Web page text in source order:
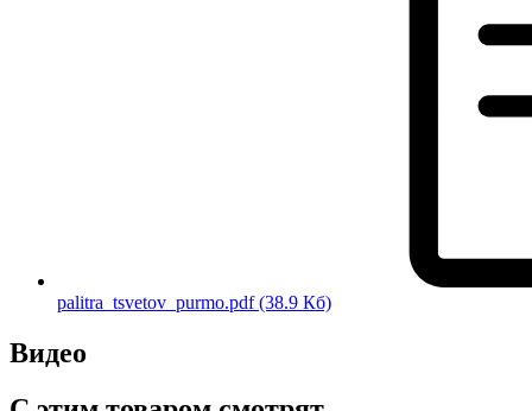
palitra_tsvetov_purmo.pdf(38.9 Кб)
Видео